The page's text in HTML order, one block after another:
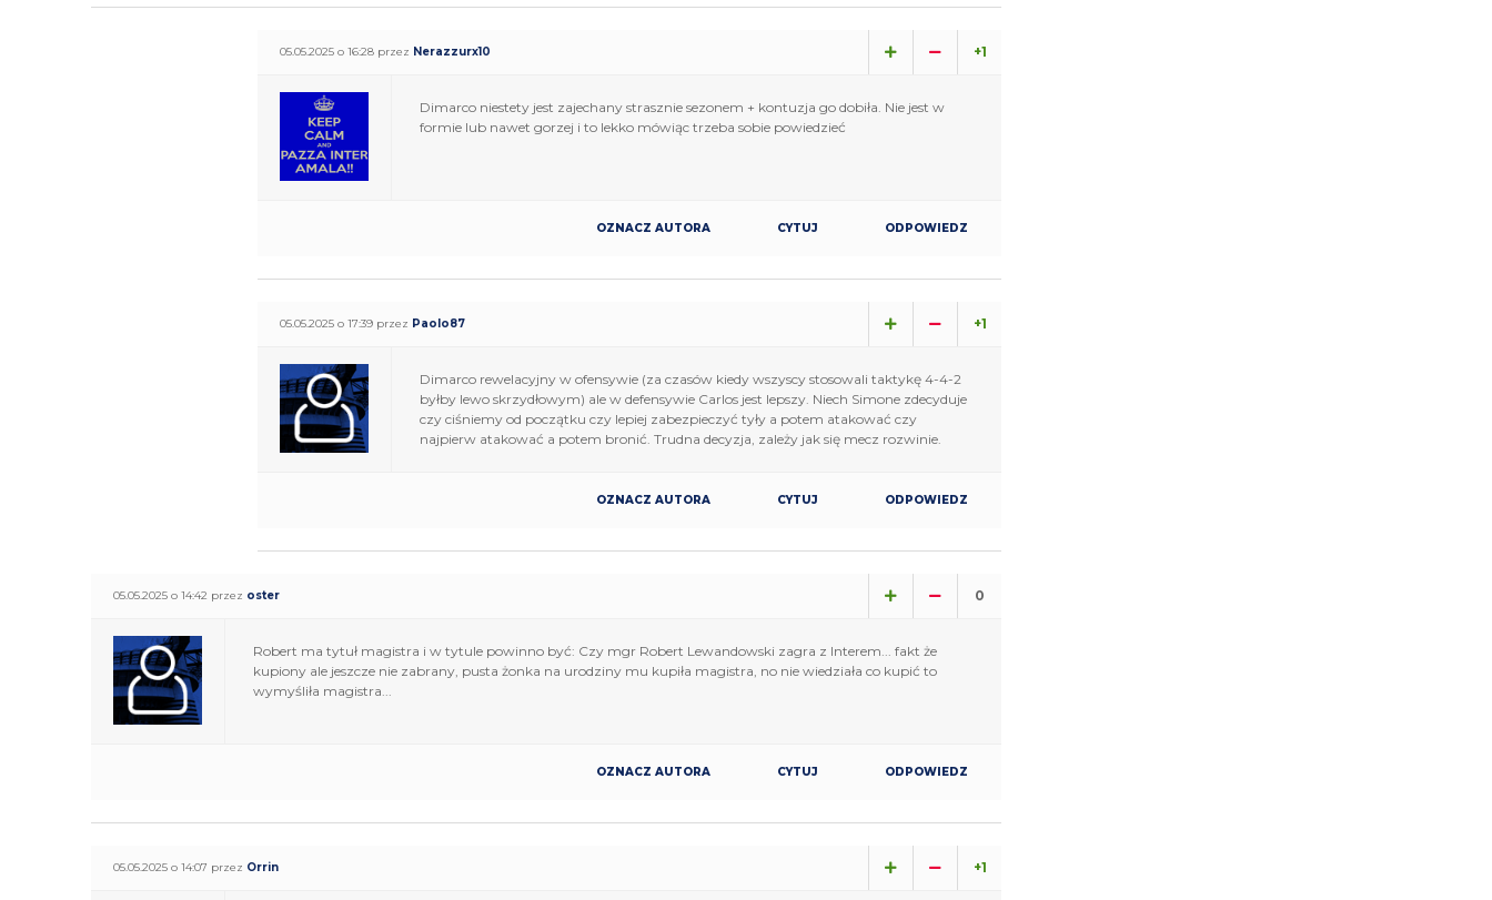
05.05.2025 o 16:28 przez Nerazzurx10 +1
Dimarco niestety jest zajechany strasznie sezonem + kontuzja go dobiła. Nie jest w
formie lub nawet gorzej i to lekko mówiąc trzeba sobie powiedzieć
OZNACZ AUTORA CYTUJ ODPOWIEDZ
05.05.2025 o 17:39 przez Paolo87 +1
Dimarco rewelacyjny w ofensywie (za czasów kiedy wszyscy stosowali taktykę 4-4-2
byłby lewo skrzydłowym) ale w defensywie Carlos jest lepszy. Niech Simone zdecyduje
czy ciśniemy od początku czy lepiej zabezpieczyć tyły a potem atakować czy
najpierw atakować a potem bronić. Trudna decyzja, zależy jak się mecz rozwinie.
OZNACZ AUTORA CYTUJ ODPOWIEDZ
05.05.2025 o 14:42 przez oster 0
Robert ma tytuł magistra i w tytule powinno być: Czy mgr Robert Lewandowski zagra z Interem... fakt że
kupiony ale jeszcze nie zabrany, pusta żonka na urodziny mu kupiła magistra, no nie wiedziała co kupić to
wymyśliła magistra...
OZNACZ AUTORA CYTUJ ODPOWIEDZ
05.05.2025 o 14:07 przez Orrin +1